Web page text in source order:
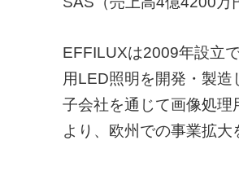
EFFILUXは2009年設立
用LED照明を開発・製
子会社を通じて画像処
より、欧州での事業拡大